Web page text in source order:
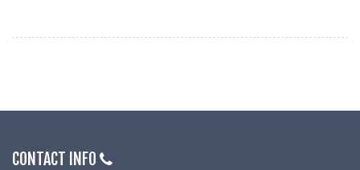
CONTACT INFO